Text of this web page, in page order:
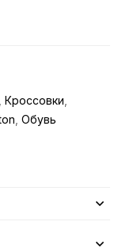
Кроссовки
Обувь